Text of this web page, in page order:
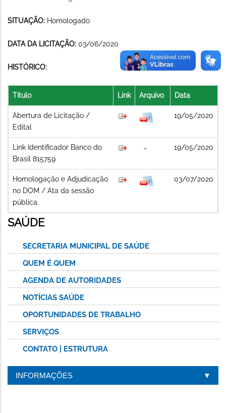
SITUAÇÃO: Homologado
DATA DA LICITAÇÃO: 03/06/2020
HISTÓRICO:
Título Link Arquivo Data
Abertura de Licitação /
Edital
19/05/2020
Link Identificador Banco do
Brasil 815759
19/05/2020
Homologação e Adjudicação
no DOM / Ata da sessão
pública.
03/07/2020
SAÚDE
SECRETARIA MUNICIPAL DE SAÚDE
QUEM É QUEM
AGENDA DE AUTORIDADES
NOTÍCIAS SAÚDE
OPORTUNIDADES DE TRABALHO
SERVIÇOS
CONTATO | ESTRUTURA
INFORMAÇÕES